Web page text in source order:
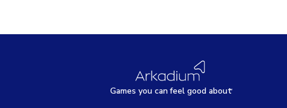
Games you canfeel good about